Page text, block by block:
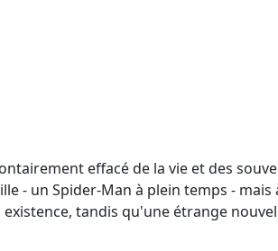
effacé de la vie et des
- un Spider-Man à plein temps -
tandis qu'une étrange